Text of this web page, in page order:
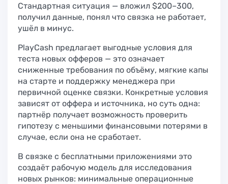
Стандартная ситуация — вложил $200–300,
получил данные, понял что связка не работает,
ушёл в минус.
PlayCash предлагает выгодные условия для
теста новых офферов — это означает
сниженные требования по объёму, мягкие капы
на старте и поддержку менеджера при
первичной оценке связки. Конкретные условия
зависят от оффера и источника, но суть одна:
партнёр получает возможность проверить
гипотезу с меньшими финансовыми потерями в
случае, если она не сработает.
В связке с бесплатными приложениями это
создаёт рабочую модель для исследования
новых рынков: минимальные операционные